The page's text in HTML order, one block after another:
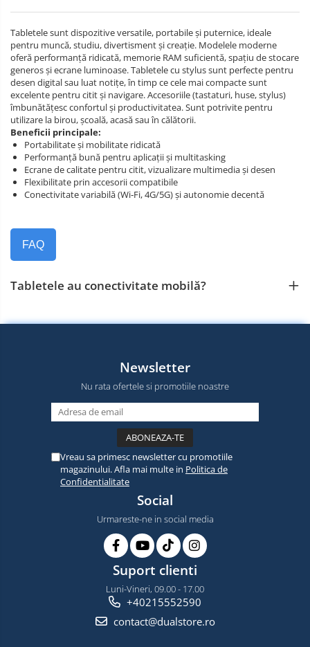
Tabletele sunt dispozitive versatile, portabile și puternice, ideale
pentru muncă, studiu, divertisment și creație. Modelele moderne
oferă performanță ridicată, memorie RAM suficientă, spațiu de stocare
generos și ecrane luminoase. Tabletele cu stylus sunt perfecte pentru
desen digital sau luat notițe, în timp ce cele mai compacte sunt
excelente pentru citit și navigare. Accesoriile (tastaturi, huse, stylus)
îmbunătățesc confortul și productivitatea. Sunt potrivite pentru
utilizare la birou, școală, acasă sau în călătorii.
Beneficii principale:
Portabilitate și mobilitate ridicată
Performanță bună pentru aplicații și multitasking
Ecrane de calitate pentru citit, vizualizare multimedia și desen
Flexibilitate prin accesorii compatibile
Conectivitate variabilă (Wi‑Fi, 4G/5G) și autonomie decentă
FAQ
Tabletele au conectivitate mobilă?
Newsletter
Nu rata ofertele si promotiile noastre
Vreau sa primesc newsletter cu promotiile
magazinului. Afla mai multe in Politica de
Confidentialitate
Social
Urmareste-ne in social media
Suport clienti
Luni-Vineri, 09.00 - 17.00
+40215552590
contact@dualstore.ro